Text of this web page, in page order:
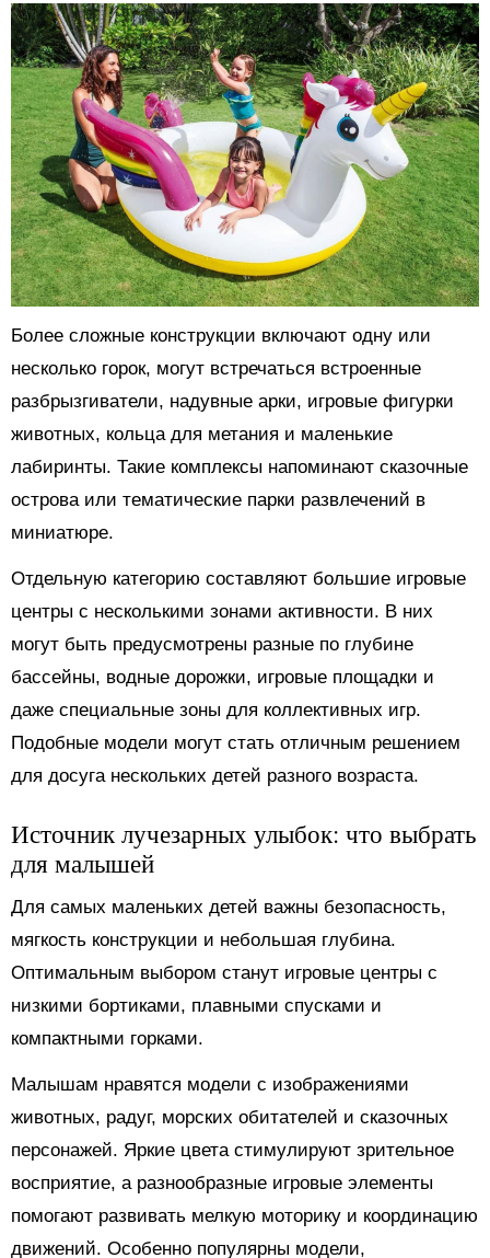
Более сложные конструкции включают одну или
несколько горок, могут встречаться встроенные
разбрызгиватели, надувные арки, игровые фигурки
животных, кольца для метания и маленькие
лабиринты. Такие комплексы напоминают сказочные
острова или тематические парки развлечений в
миниатюре.
Отдельную категорию составляют большие игровые
центры с несколькими зонами активности. В них
могут быть предусмотрены разные по глубине
бассейны, водные дорожки, игровые площадки и
даже специальные зоны для коллективных игр.
Подобные модели могут стать отличным решением
для досуга нескольких детей разного возраста.
Источник лучезарных улыбок: что выбрать
для малышей
Для самых маленьких детей важны безопасность,
мягкость конструкции и небольшая глубина.
Оптимальным выбором станут игровые центры с
низкими бортиками, плавными спусками и
компактными горками.
Малышам нравятся модели с изображениями
животных, радуг, морских обитателей и сказочных
персонажей. Яркие цвета стимулируют зрительное
восприятие, а разнообразные игровые элементы
помогают развивать мелкую моторику и координацию
движений. Особенно популярны модели,